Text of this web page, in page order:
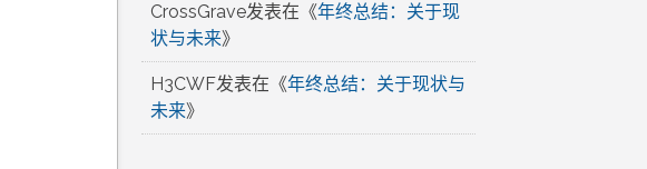
CrossGrave发表在《年终总结：关于现
状与未来》
H3CWF发表在《年终总结：关于现状与
未来》